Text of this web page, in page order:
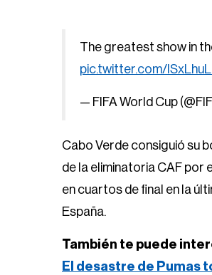
The greatest show in
pic.twitter.com/
— FIFA World Cup
Cabo Verde consiguió su
de la eliminatoria CAF por
en cuartos de final en la
España.
También te puede
El desastre de Pumas